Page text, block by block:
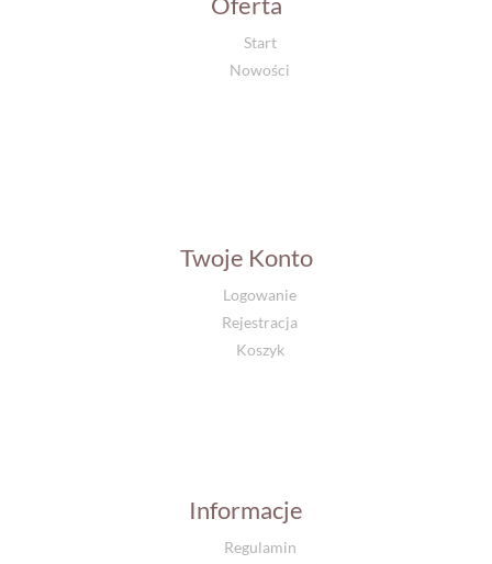
Start
Nowości
Twoje Konto
Logowanie
Rejestracja
Koszyk
Informacje
Regulamin